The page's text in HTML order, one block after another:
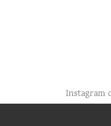
Instagram